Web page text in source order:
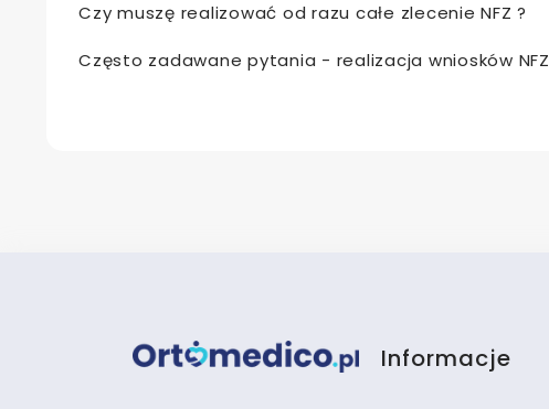
Czy muszę realizować od razu całe zlecenie NFZ ?
Często zadawane pytania - realizacja wniosków NFZ
Informacje